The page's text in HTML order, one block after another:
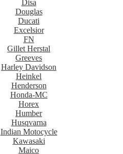
Disa
Douglas
Ducati
Excelsior
FN
Gillet Herstal
Greeves
Harley Davidson
Heinkel
Henderson
Honda-MC
Horex
Humber
Husqvarna
Indian Motocycle
Kawasaki
Maico